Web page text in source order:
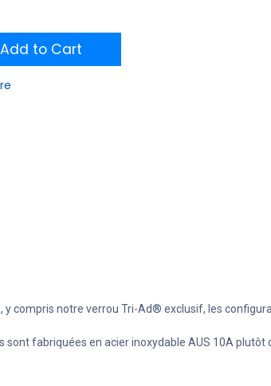
Add to Cart
compris notre verrou Tri-Ad® exclusif, les
fabriquées en acier inoxydable AUS 10A plutôt